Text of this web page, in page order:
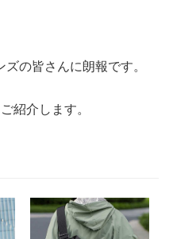
の皆さんに朗報です。
紹介します。